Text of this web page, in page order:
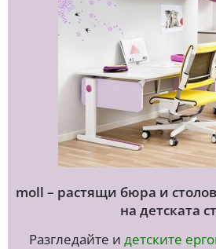
moll – растящи бюра и
на детската
Разгледайте и детските